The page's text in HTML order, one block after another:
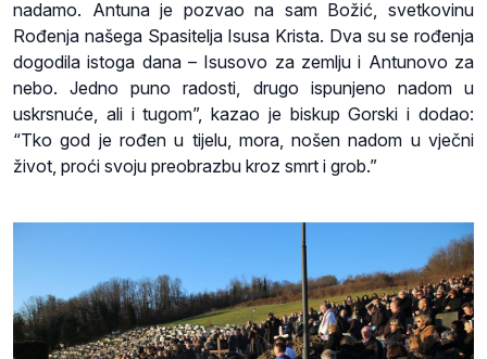
nadamo. Antuna je pozvao na sam Božić, svetkovinu
Rođenja našega Spasitelja Isusa Krista. Dva su se rođenja
dogodila istoga dana – Isusovo za zemlju i Antunovo za
nebo. Jedno puno radosti, drugo ispunjeno nadom u
uskrsnuće, ali i tugom”, kazao je biskup Gorski i dodao:
“Tko god je rođen u tijelu, mora, nošen nadom u vječni
život, proći svoju preobrazbu kroz smrt i grob.”